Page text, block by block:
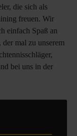
die sich als
freuen. Wir
einfach Spaß an
mal zu unserem
bei uns in der